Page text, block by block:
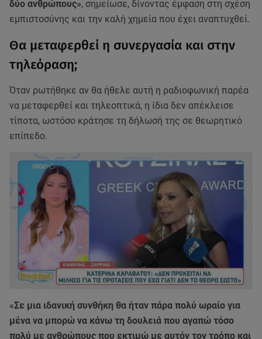
δύο ανθρώπους», σημείωσε, δίνοντας έμφαση στη σχέση
εμπιστοσύνης και την καλή χημεία που έχει αναπτυχθεί.
Θα μεταφερθεί η συνεργασία και στην
τηλεόραση;
Όταν ρωτήθηκε αν θα ήθελε αυτή η ραδιοφωνική παρέα
να μεταφερθεί και τηλεοπτικά, η ίδια δεν απέκλεισε
τίποτα, ωστόσο κράτησε τη δήλωσή της σε θεωρητικό
επίπεδο.
«Σε μια ιδανική συνθήκη θα ήταν πάρα πολύ ωραίο για
μένα να μπορώ να κάνω τη δουλειά που αγαπώ τόσο
πολύ με ανθρώπους που εκτιμώ με αυτόν τον τρόπο και